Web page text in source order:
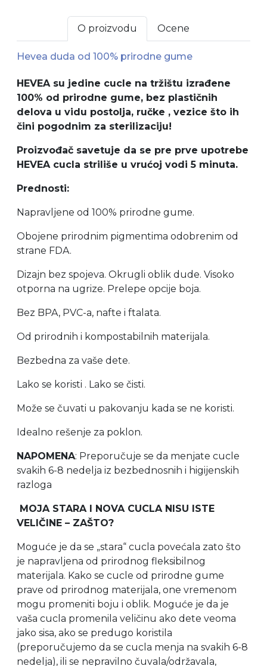
O proizvodu Ocene
Hevea duda od 100% prirodne gume
HEVEA su jedine cucle na tržištu izrađene
100% od prirodne gume, bez plastičnih
delova u vidu postolja, ručke , vezice što ih
čini pogodnim za sterilizaciju!
Proizvođač savetuje da se pre prve upotrebe
HEVEA cucla striliše u vrućoj vodi 5 minuta.
Prednosti:
Napravljene od 100% prirodne gume.
Obojene prirodnim pigmentima odobrenim od
strane FDA.
Dizajn bez spojeva. Okrugli oblik dude. Visoko
otporna na ugrize. Prelepe opcije boja.
Bez BPA, PVC-a, nafte i ftalata.
Od prirodnih i kompostabilnih materijala.
Bezbedna za vaše dete.
Lako se koristi . Lako se čisti.
Može se čuvati u pakovanju kada se ne koristi.
Idealno rešenje za poklon.
NAPOMENA: Preporučuje se da menjate cucle
svakih 6-8 nedelja iz bezbednosnih i higijenskih
razloga
MOJA STARA I NOVA CUCLA NISU ISTE
VELIČINE – ZAŠTO?
Moguće je da se „stara“ cucla povećala zato što
je napravljena od prirodnog fleksibilnog
materijala. Kako se cucle od prirodne gume
prave od prirodnog materijala, one vremenom
mogu promeniti boju i oblik. Moguće je da je
vaša cucla promenila veličinu ako dete veoma
jako sisa, ako se predugo koristila
(preporučujemo da se cucla menja na svakih 6-8
nedelja), ili se nepravilno čuvala/održavala,